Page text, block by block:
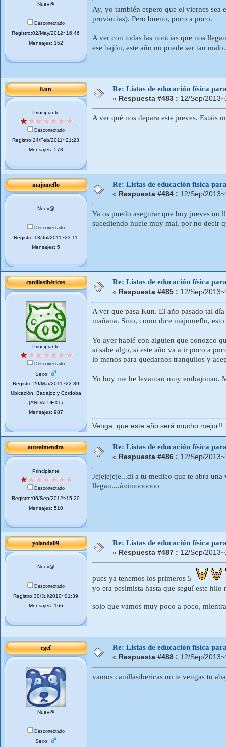
Nuev@
Desconectado
Registro:02/May/2012~16:46
Mensajes: 152
Ay, yo también espero que el viernes
provincias). Pero bueno, poco a poco.
A ver con todas las noticias que nos
ese bajón, este año no puede ser tan malo.
Kun
Principiante
Desconectado
Registro:24/Feb/2011~21:23
Mensajes: 573
Re: Listas de educación física
« Respuesta #483 : 12/Sep/
A ver qué nos depara este jueves. Estáis
majomeflo
Nuev@
Desconectado
Registro:13/Jul/2011~23:11
Mensajes: 5
Re: Listas de educación física
« Respuesta #484 : 12/Sep/
Ya os puedo asegurar que hoy jueves no
sucediendo huele muy mal, por no decir
canillasibéricas
Principiante
Desconectado
Sexo:
Registro:29/Mar/2011~22:39
Ubicación: Badajoz y Córdoba
(ANDALUEXT)
Mensajes: 987
Re: Listas de educación física
« Respuesta #485 : 12/Sep/
A ver que pasa Kun. El año pasado tal
mañana. Sino, como dice majomeflo,
Yo ayer hablé con alguien que conozco
si sabe algo, si este año va a ir poco a
lo menos para quedarnos tranquilos y
Yo hoy me he levantao muy embajonao.
Venga, que este año será mucho mejor!!
autealmendra
Principiante
Desconectado
Registro:06/Sep/2012~15:20
Mensajes: 510
Re: Listas de educación física
« Respuesta #486 : 12/Sep/
Jejejejeje...di a tu medico que te abra
llegan....ánimoooooo
yolanda09
Nuev@
Desconectado
Registro:30/Jul/2010~01:39
Mensajes: 166
Re: Listas de educación física
« Respuesta #487 : 12/Sep/
pues ya tenemos los primeros 5
yo era pesimista hasta que seguí este
solo que vamos muy poco a poco,
rgef
Nuev@
Desconectado
Sexo:
Re: Listas de educación física
« Respuesta #488 : 12/Sep/
vamos canillasibericas no te vengas tu